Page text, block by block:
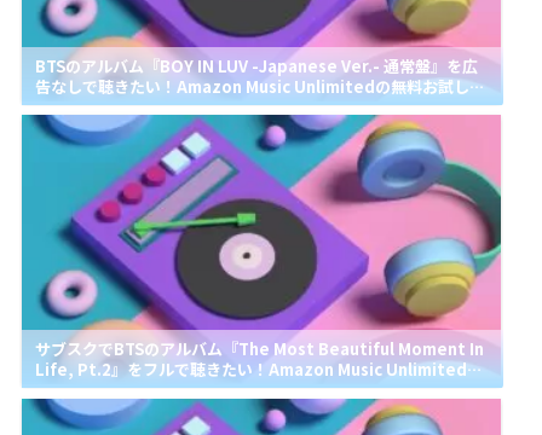
BTSのアルバム『BOY IN LUV -Japanese Ver.- 通常盤』を広
告なしで聴きたい！Amazon Music Unlimitedの無料お試しで
リピートして聴ける？
サブスクでBTSのアルバム『The Most Beautiful Moment In
Life, Pt.2』をフルで聴きたい！Amazon Music Unlimitedで
は無料で聴ける？